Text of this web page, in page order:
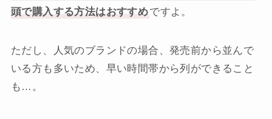
頭で購入する方法はおすすめですよ。
ただし、人気のブランドの場合、発売前から並んで
いる方も多いため、早い時間帯から列ができること
も…。